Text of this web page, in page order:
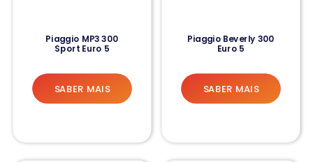
Piaggio MP3 300
Sport Euro 5
SABER MAIS
Piaggio Beverly 300
Euro 5
SABER MAIS